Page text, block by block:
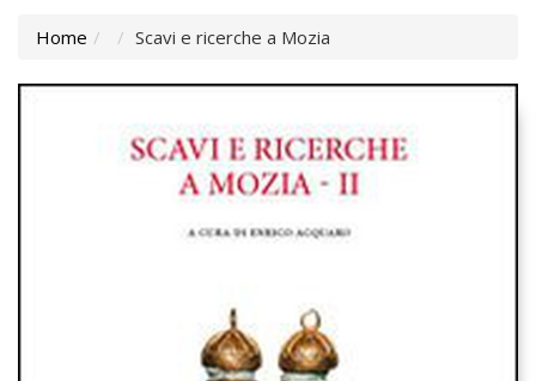
Home Scavi e ricerche a Mozia